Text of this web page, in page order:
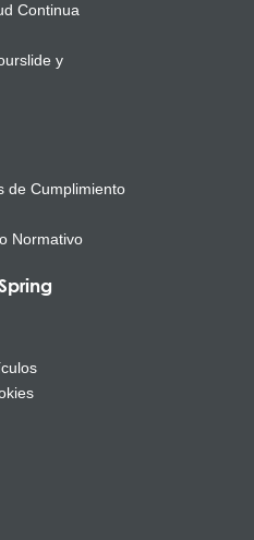
Continua
y
de Cumplimiento
Normativo